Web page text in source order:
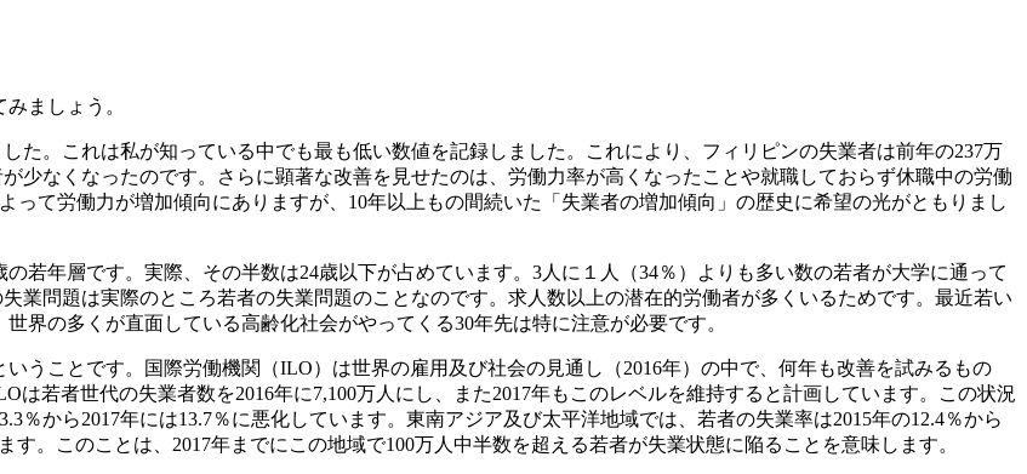
ましょう。
た。これは私が知っている中でも最も低い数値を記録しました。これにより、フィリピンの失業者は前年の237万
少なくなったのです。さらに顕著な改善を見せたのは、労働力率が高くなったことや就職しておらず休職中の労働
って労働力が増加傾向にありますが、10年以上もの間続いた「失業者の増加傾向」の歴史に希望の光がともりまし
若年層です。実際、その半数は24歳以下が占めています。3人に１人（34％）よりも多い数の若者が大学に通って
業問題は実際のところ若者の失業問題のことなのです。求人数以上の潜在的労働者が多くいるためです。最近若い
界の多くが直面している高齢化社会がやってくる30年先は特に注意が必要です。
うことです。国際労働機関（ILO）は世界の雇用及び社会の見通し（2016年）の中で、何年も改善を試みるもの
若者世代の失業者数を2016年に7,100万人にし、また2017年もこのレベルを維持すると計画しています。この状況
％から2017年には13.7％に悪化しています。東南アジア及び太平洋地域では、若者の失業率は2015年の12.4％から
。このことは、2017年までにこの地域で100万人中半数を超える若者が失業状態に陥ることを意味します。